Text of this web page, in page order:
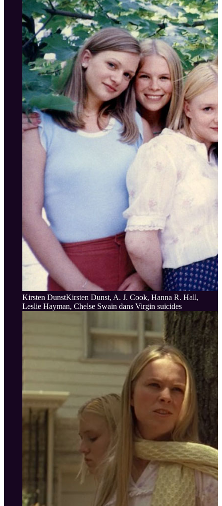
Kirsten DunstKirsten Dunst, A. J. Cook, Hanna R. Hall,
Leslie Hayman, Chelse Swain dans Virgin suicides